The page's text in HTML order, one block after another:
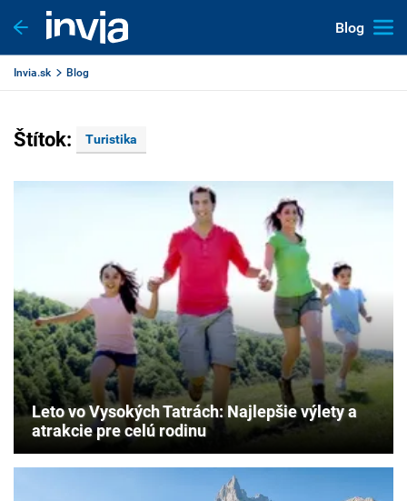
Blog
Invia.sk Blog
Štítok: Turistika
Leto vo Vysokých Tatrách: Najlepšie výlety a
atrakcie pre celú rodinu